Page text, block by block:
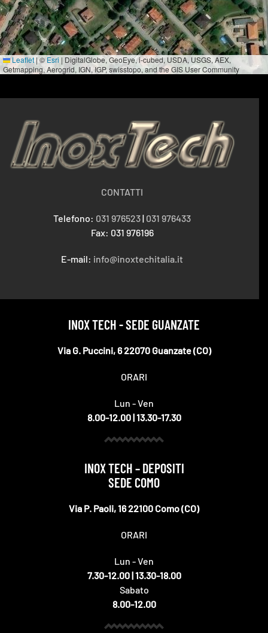
Leaflet |© Esri | DigitalGlobe, GeoEye, i-cubed, USDA, USGS, AEX,
Getmapping, Aerogrid, IGN, IGP, swisstopo, and the GIS User Community
INOX TECH - SEDE GUANZATE
Via G. Puccini, 6 22070 Guanzate (CO)
ORARI
Lun - Ven
8.00-12.00 | 13.30-17.30
CONTATTI
Telefono: 031 976523| 031 976433
Fax: 031 976196
E-mail: info@inoxtechitalia.it
INOX TECH – DEPOSITI
SEDE COMO
Via P. Paoli, 16 22100 Como (CO)
ORARI
Lun - Ven
7.30-12.00 | 13.30-18.00
Sabato
8.00-12.00